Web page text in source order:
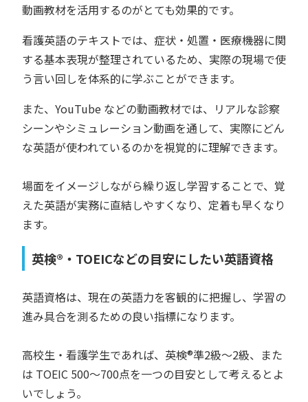
動画教材を活用するのがとても効果的です。
看護英語のテキストでは、症状・処置・医療機器に関
する基本表現が整理されているため、実際の現場で使
う言い回しを体系的に学ぶことができます。
また、YouTube などの動画教材では、リアルな診察
シーンやシミュレーション動画を通して、実際にどん
な英語が使われているのかを視覚的に理解できます。
場面をイメージしながら繰り返し学習することで、覚
えた英語が実務に直結しやすくなり、定着も早くなり
ます。
英検®・TOEICなどの目安にしたい英語資格
英語資格は、現在の英語力を客観的に把握し、学習の
進み具合を測るための良い指標になります。
高校生・看護学生であれば、英検®準2級〜2級、また
は TOEIC 500〜700点を一つの目安として考えるとよ
いでしょう。